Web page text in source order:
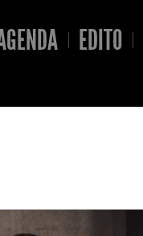
EDITO